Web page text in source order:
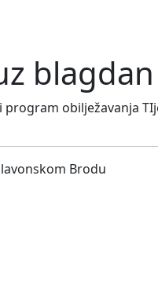
obilježavanja